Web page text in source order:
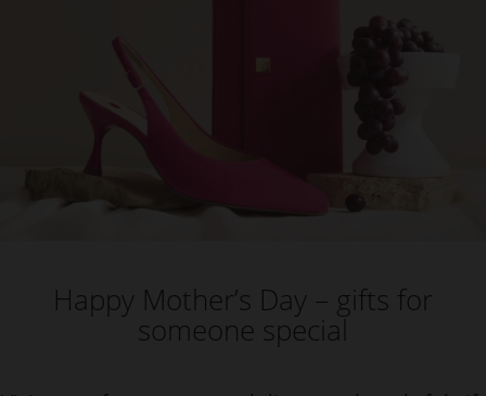
Happy Mother’s Day – gifts for
someone special